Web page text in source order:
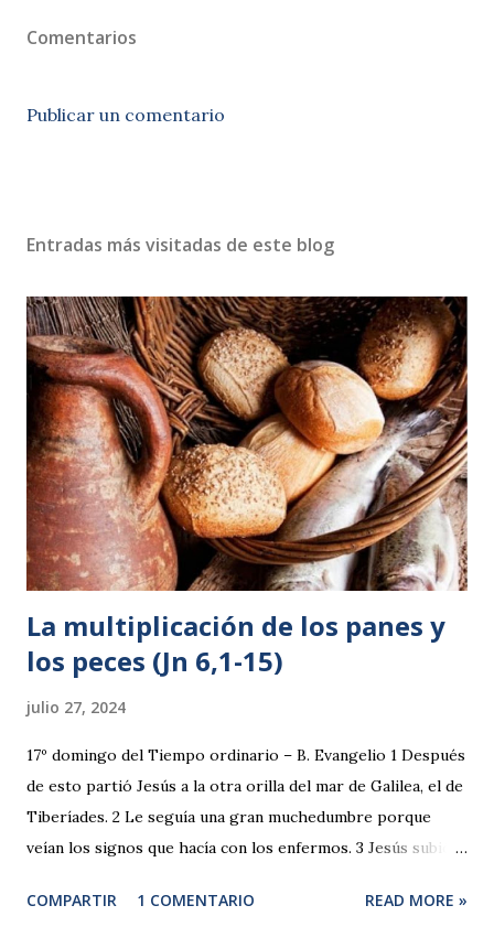
Comentarios
Publicar un comentario
Entradas más visitadas de este blog
La multiplicación de los panes y
los peces (Jn 6,1-15)
julio 27, 2024
17º domingo del Tiempo ordinario – B. Evangelio 1 Después
de esto partió Jesús a la otra orilla del mar de Galilea, el de
Tiberíades. 2 Le seguía una gran muchedumbre porque
veían los signos que hacía con los enfermos. 3 Jesús subió
ser la Pascua, la fiesta de los judíos. 5 Jesús, al levantar la
COMPARTIR 1 COMENTARIO READ MORE »